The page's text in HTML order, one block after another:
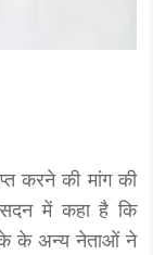
करने की मांग की
सदन में कहा है कि
के अन्य नेताओं ने